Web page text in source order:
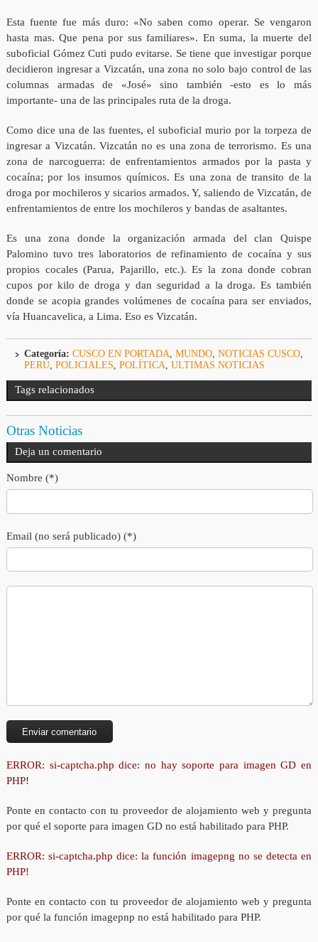
Esta fuente fue más duro: «No saben como operar. Se vengaron
hasta mas. Que pena por sus familiares». En suma, la muerte del
suboficial Gómez Cuti pudo evitarse. Se tiene que investigar porque
decidieron ingresar a Vizcatán, una zona no solo bajo control de las
columnas armadas de «José» sino también -esto es lo más
importante- una de las principales ruta de la droga.
Como dice una de las fuentes, el suboficial murio por la torpeza de
ingresar a Vizcatán. Vizcatán no es una zona de terrorismo. Es una
zona de narcoguerra: de enfrentamientos armados por la pasta y
cocaína; por los insumos químicos. Es una zona de transito de la
droga por mochileros y sicarios armados. Y, saliendo de Vizcatán, de
enfrentamientos de entre los mochileros y bandas de asaltantes.
Es una zona donde la organización armada del clan Quispe
Palomino tuvo tres laboratorios de refinamiento de cocaína y sus
propios cocales (Parua, Pajarillo, etc.). Es la zona donde cobran
cupos por kilo de droga y dan seguridad a la droga. Es también
donde se acopia grandes volúmenes de cocaína para ser enviados,
vía Huancavelica, a Lima. Eso es Vizcatán.
Categoría: CUSCO EN PORTADA, MUNDO, NOTICIAS CUSCO,
PERÚ, POLICIALES, POLÍTICA, ULTIMAS NOTICIAS
Tags relacionados
Otras Noticias
Deja un comentario
Nombre (*)
Email (no será publicado) (*)
ERROR: si-captcha.php dice: no hay soporte para imagen GD en
PHP!
Ponte en contacto con tu proveedor de alojamiento web y pregunta
por qué el soporte para imagen GD no está habilitado para PHP.
ERROR: si-captcha.php dice: la función imagepng no se detecta en
PHP!
Ponte en contacto con tu proveedor de alojamiento web y pregunta
por qué la función imagepnp no está habilitado para PHP.